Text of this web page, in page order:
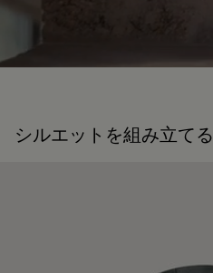
シルエットを組み立てる